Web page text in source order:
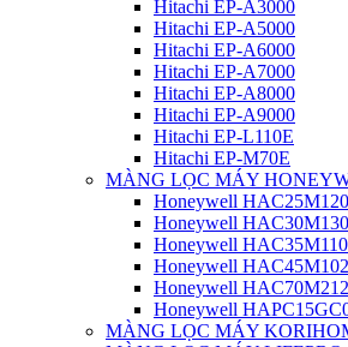
Hitachi EP-A3000
Hitachi EP-A5000
Hitachi EP-A6000
Hitachi EP-A7000
Hitachi EP-A8000
Hitachi EP-A9000
Hitachi EP-L110E
Hitachi EP-M70E
MÀNG LỌC MÁY
Honeywell
Honeywell
Honeywell
Honeywell
Honeywell
Honeywell
MÀNG LỌC MÁY